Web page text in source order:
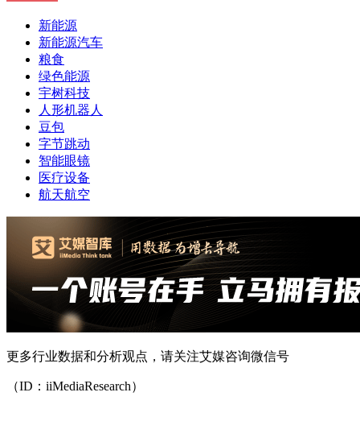
新能源
新能源汽车
粮食
绿色能源
宇树科技
人形机器人
豆包
字节跳动
智能眼镜
医疗设备
航天航空
更多行业数据和分析观点，请关注艾媒咨询微信号
（ID：iiMediaResearch）